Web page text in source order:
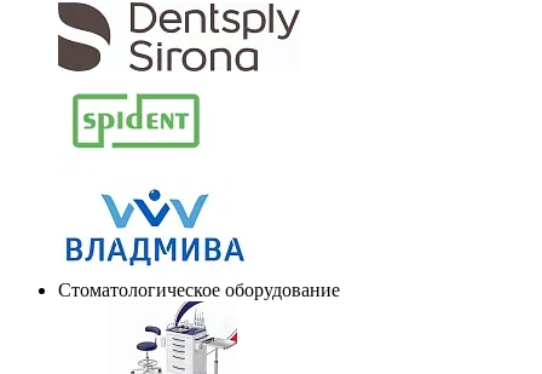
Стоматологическое оборудование